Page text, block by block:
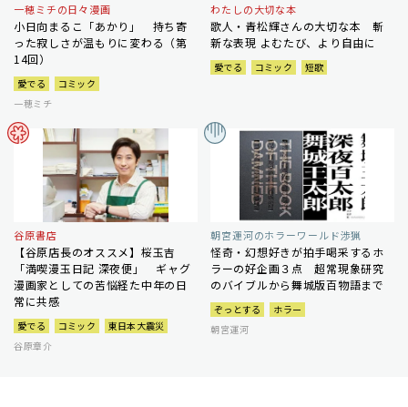
一穂ミチの日々漫画
小日向まるこ「あかり」 持ち寄
った寂しさが温もりに変わる（第
14回）
愛でる
コミック
一穂ミチ
わたしの大切な本
歌人・青松輝さんの大切な本 斬
新な表現 よむたび、より自由に
愛でる コミック 短歌
谷原書店
【谷原店長のオススメ】桜玉吉
「満喫漫玉日記 深夜便」 ギャグ
漫画家としての苦悩経た中年の日
常に共感
愛でる コミック
東日本大震災
谷原章介
朝宮運河のホラーワールド渉猟
怪奇・幻想好きが拍手喝采するホ
ラーの好企画３点 超常現象研究
のバイブルから舞城版百物語まで
ぞっとする
ホラー
朝宮運河